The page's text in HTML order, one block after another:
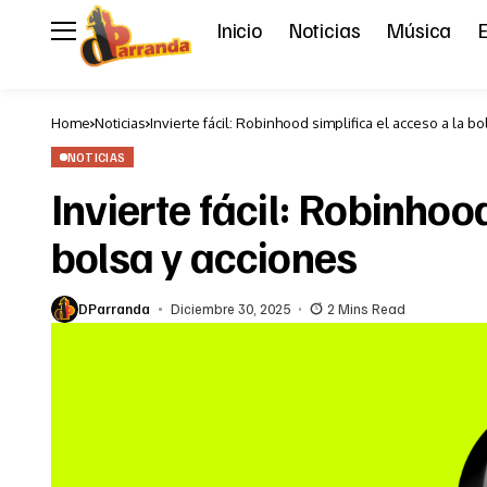
Inicio Noticias Música
Home Noticias Invierte fácil: Robinhood simplifica el acceso a la
NOTICIAS
Invierte fácil:
bolsa y acciones
DParranda Diciembre 30, 2025 2 Mins Read